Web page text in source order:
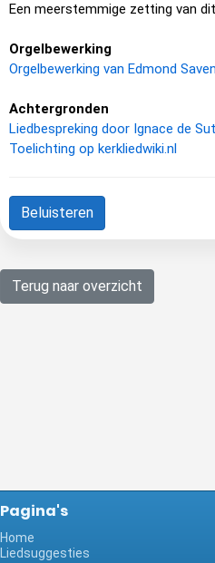
Een meerstemmige zetting van
Orgelbewerking
Orgelbewerking van Edmond
Achtergronden
Liedbespreking door Ignace de
Toelichting op kerkliedwiki.nl
Beluisteren
Terug naar overzicht
Pagina's
Home
Liedsuggesties